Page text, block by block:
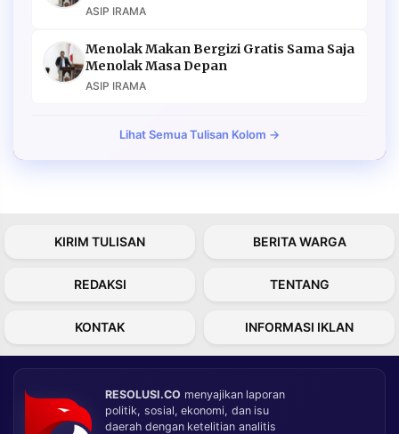
ASIP IRAMA
Menolak Makan Bergizi Gratis Sama Saja
Menolak Masa Depan
ASIP IRAMA
Lihat Semua Tulisan Kolom →
KIRIM TULISAN BERITA WARGA
REDAKSI TENTANG
KONTAK INFORMASI IKLAN
RESOLUSI.CO menyajikan laporan
politik, sosial, ekonomi, dan isu
daerah dengan ketelitian analitis